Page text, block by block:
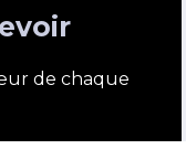
de chaque